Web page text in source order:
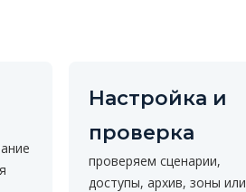
Настройка и
проверка
проверяем сценарии,
доступы, архив, зоны или